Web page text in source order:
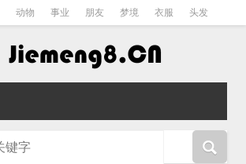
动物 事业 朋友 梦境 衣服 头发